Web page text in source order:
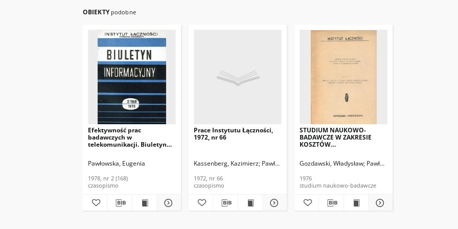
OBIEKTY podobne
Efektywność prac
badawczych w
telekomunikacji. Biuletyn
Pawłowska, Eugenia
1978, nr 2 (168)
czasopismo
Prace Instytutu Łączności,
1972, nr 66
Kassenberg, Kazimierz Pawłowska, Eugenia
1972, nr 66
czasopismo
STUDIUM NAUKOWO-
BADAWCZE W ZAKRESIE
KOSZTÓW
Tom 1
Gozdawski, Władysław Pawłowska, Eugenia
1976
studium naukowo-badawcze